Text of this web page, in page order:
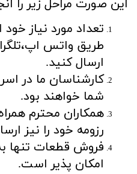
این صورت مراحل زیر را
تعداد مورد نیاز
طریق واتس
ارسال کنید.
کارشناسان ما در
شما خواهند بود.
همکاران محترم
رزومه خود را نیز
فروش قطعات تنها
امکان پذیر است.